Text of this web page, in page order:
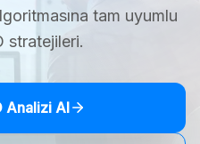
tam uyumlu
stratejileri.
Analizi Al